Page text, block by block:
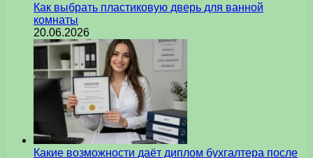
Как выбрать пластиковую дверь для ванной
комнаты
20.06.2026
Какие возможности даёт диплом бухгалтера после